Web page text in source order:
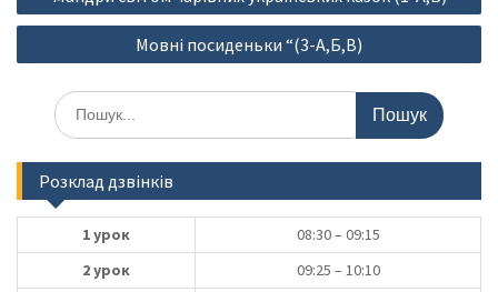
записів
Мовні посиденьки “(3-А,Б,В)
Шукати:
Розклад дзвінків
1 урок
08:30 – 09:15
2 урок
09:25 – 10:10